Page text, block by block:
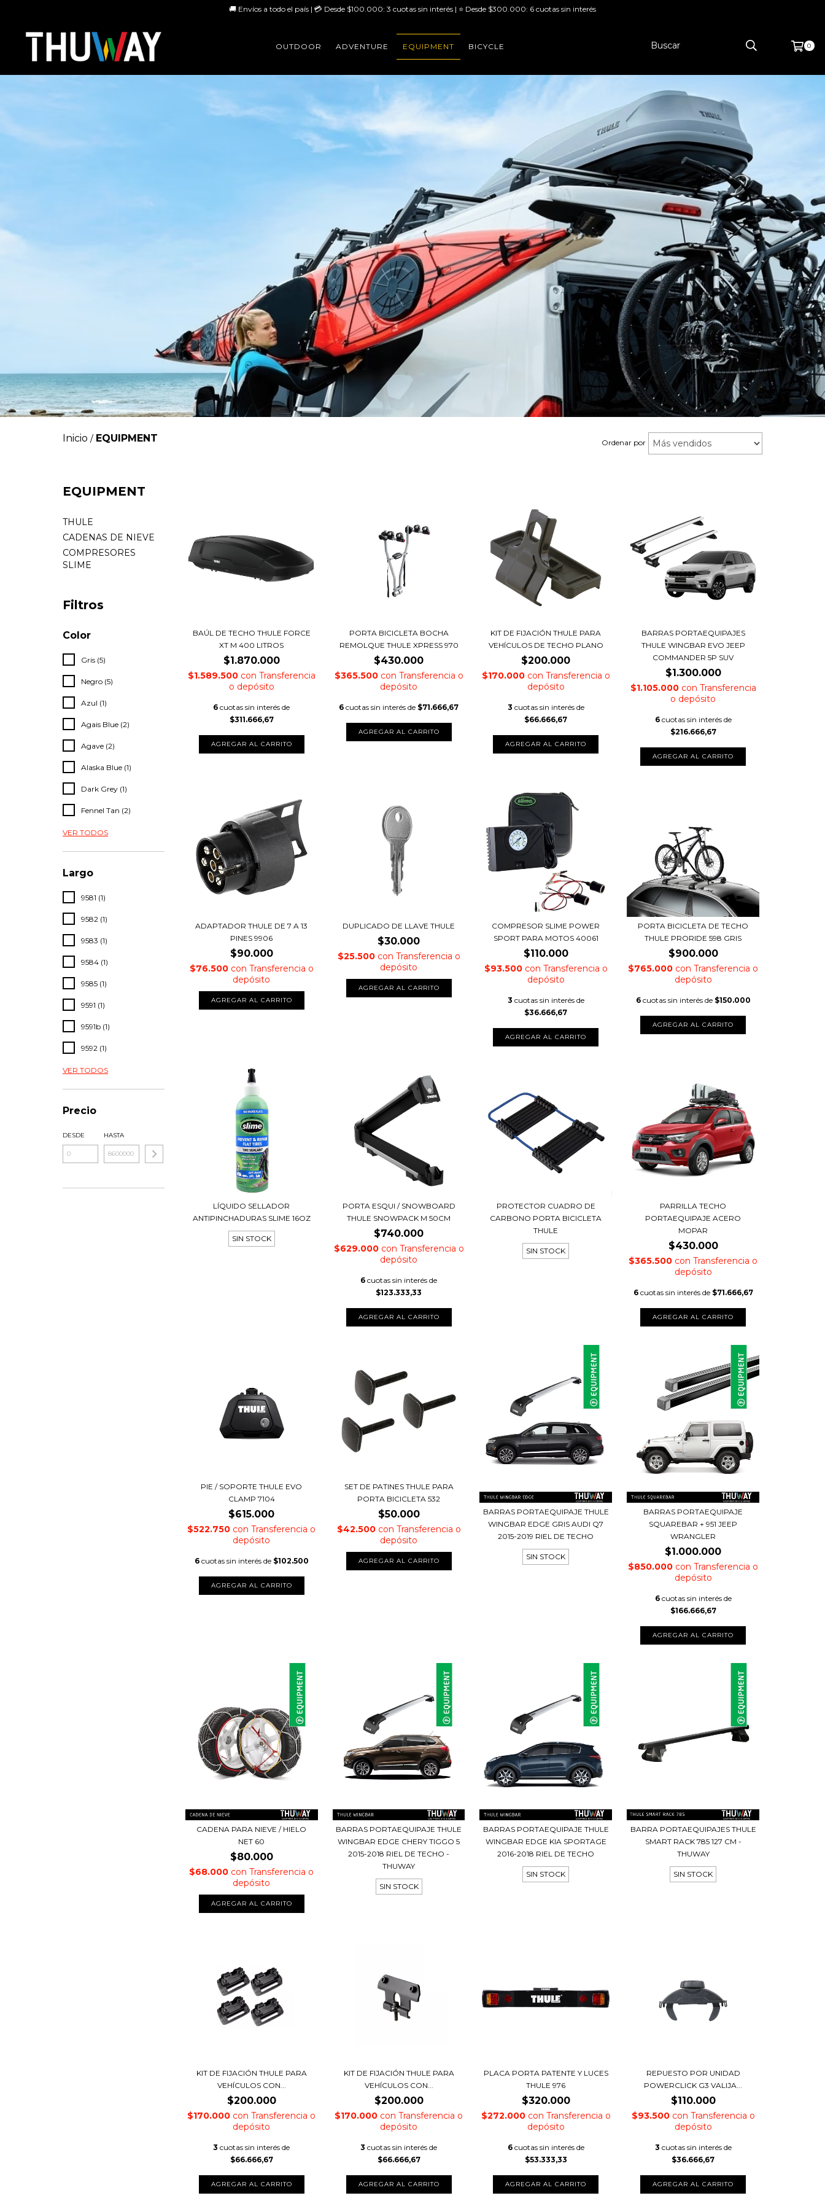
🚚 Envíos a todo el país | 💳 Desde $100.000: 3 cuotas sin interés | ⭐ Desde $300.000: 6 cuotas sin interés
OUTDOOR ADVENTURE EQUIPMENT BICYCLE 0
Inicio / EQUIPMENT Ordenar por
EQUIPMENT
THULE
CADENAS DE NIEVE
COMPRESORES
SLIME
Filtros
Color
Gris (5)
Negro (5)
Azul (1)
Agais Blue (2)
Agave (2)
Alaska Blue (1)
Dark Grey (1)
Fennel Tan (2)
VER TODOS
Largo
9581 (1)
9582 (1)
9583 (1)
9584 (1)
9585 (1)
9591 (1)
9591b (1)
9592 (1)
VER TODOS
Precio
DESDE HASTA
BAÚL DE TECHO THULE FORCE
XT M 400 LITROS
$1.870.000
$1.589.500 con Transferencia
o depósito
6 cuotas sin interés de
$311.666,67
PORTA BICICLETA BOCHA
REMOLQUE THULE XPRESS 970
$430.000
$365.500 con Transferencia o
depósito
6 cuotas sin interés de $71.666,67
KIT DE FIJACIÓN THULE PARA
VEHÍCULOS DE TECHO PLANO
$200.000
$170.000 con Transferencia o
depósito
3 cuotas sin interés de
$66.666,67
BARRAS PORTAEQUIPAJES
THULE WINGBAR EVO JEEP
COMMANDER 5P SUV
$1.300.000
$1.105.000 con Transferencia
o depósito
6 cuotas sin interés de
$216.666,67
ADAPTADOR THULE DE 7 A 13
PINES 9906
$90.000
$76.500 con Transferencia o
depósito
DUPLICADO DE LLAVE THULE
$30.000
$25.500 con Transferencia o
depósito
COMPRESOR SLIME POWER
SPORT PARA MOTOS 40061
$110.000
$93.500 con Transferencia o
depósito
3 cuotas sin interés de
$36.666,67
PORTA BICICLETA DE TECHO
THULE PRORIDE 598 GRIS
$900.000
$765.000 con Transferencia o
depósito
6 cuotas sin interés de $150.000
LÍQUIDO SELLADOR
ANTIPINCHADURAS SLIME 16OZ
SIN STOCK
PORTA ESQUI / SNOWBOARD
THULE SNOWPACK M 50CM
$740.000
$629.000 con Transferencia o
depósito
6 cuotas sin interés de
$123.333,33
AGREGAR AL CARRITO
PROTECTOR CUADRO DE
CARBONO PORTA BICICLETA
THULE
SIN STOCK
PARRILLA TECHO
PORTAEQUIPAJE ACERO
MOPAR
$430.000
$365.500 con Transferencia o
depósito
6 cuotas sin interés de $71.666,67
PIE / SOPORTE THULE EVO
CLAMP 7104
$615.000
$522.750 con Transferencia o
depósito
6 cuotas sin interés de $102.500
SET DE PATINES THULE PARA
PORTA BICICLETA 532
$50.000
$42.500 con Transferencia o
depósito
BARRAS PORTAEQUIPAJE THULE
WINGBAR EDGE GRIS AUDI Q7
2015-2019 RIEL DE TECHO
SIN STOCK
BARRAS PORTAEQUIPAJE
SQUAREBAR + 951 JEEP
WRANGLER
$1.000.000
$850.000 con Transferencia o
depósito
6 cuotas sin interés de
$166.666,67
CADENA PARA NIEVE / HIELO
NET 60
$80.000
$68.000 con Transferencia o
depósito
BARRAS PORTAEQUIPAJE THULE
WINGBAR EDGE CHERY TIGGO 5
2015-2018 RIEL DE TECHO -
THUWAY
SIN STOCK
BARRAS PORTAEQUIPAJE THULE
WINGBAR EDGE KIA SPORTAGE
2016-2018 RIEL DE TECHO
SIN STOCK
BARRA PORTAEQUIPAJES THULE
SMART RACK 785 127 CM -
THUWAY
SIN STOCK
KIT DE FIJACIÓN THULE PARA
VEHÍCULOS CON...
$200.000
$170.000 con Transferencia o
depósito
3 cuotas sin interés de
$66.666,67
KIT DE FIJACIÓN THULE PARA
VEHÍCULOS CON...
$200.000
$170.000 con Transferencia o
depósito
3 cuotas sin interés de
$66.666,67
PLACA PORTA PATENTE Y LUCES
THULE 976
$320.000
$272.000 con Transferencia o
depósito
6 cuotas sin interés de
$53.333,33
REPUESTO POR UNIDAD
POWERCLICK G3 VALIJA...
$110.000
$93.500 con Transferencia o
depósito
3 cuotas sin interés de
$36.666,67